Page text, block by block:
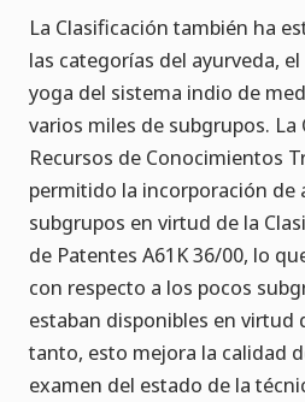
La Clasificación también ha
las categorías del ayurveda,
yoga del sistema indio de
varios miles de subgrupos. La
Recursos de Conocimientos
permitido la incorporación de
subgrupos en virtud de la
de Patentes A61K 36/00, lo
con respecto a los pocos
estaban disponibles en virtud
tanto, esto mejora la calidad
examen del estado de la